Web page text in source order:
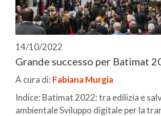
14/10/2022
Grande successo per Batimat
A cura di: Fabiana Murgia
Indice: Batimat 2022: tra edilizia e
ambientale Sviluppo digitale per la